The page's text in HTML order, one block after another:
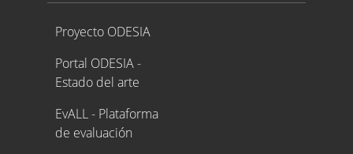
Proyecto ODESIA
Proyecto ODESIA
Portal ODESIA -
Estado del arte
EvALL - Plataforma
de evaluación